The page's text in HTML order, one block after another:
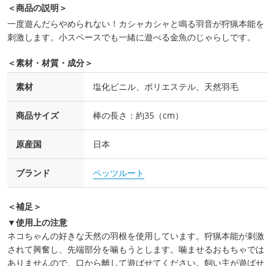
＜商品の説明＞
一度遊んだらやめられない！カシャカシャと鳴る羽音が狩猟本能を
刺激します。小スペースでも一緒に遊べる金魚のじゃらしです。
＜素材・材質・成分＞
素材 塩化ビニル、ポリエステル、天然羽毛
商品サイズ 棒の長さ：約35（cm）
原産国 日本
ブランド ペッツルート
＜補足＞
▼使用上の注意
ネコちゃんの好きな天然の羽根を使用しています。狩猟本能が刺激
されて興奮し、先端部分を噛もうとします。噛ませるおもちゃでは
ありませんので、口から離して遊ばせてください。飼い主が遊ばせ